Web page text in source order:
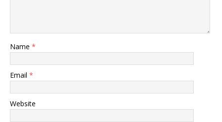
Name *
Email *
Website